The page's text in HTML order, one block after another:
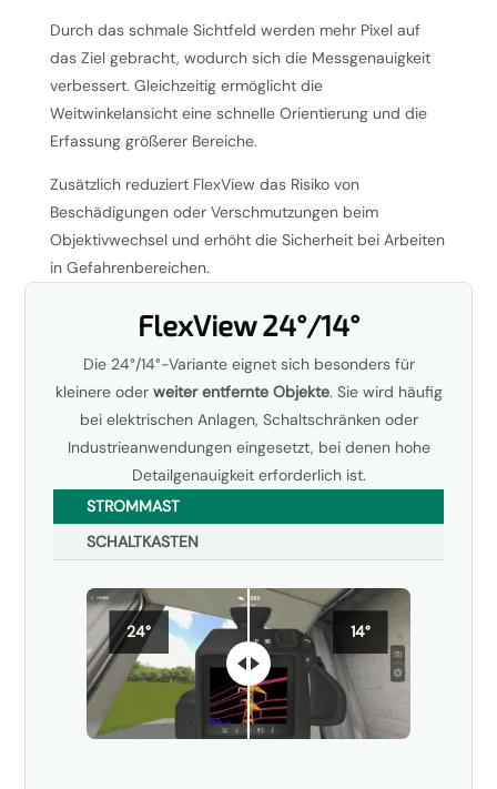
Durch das schmale Sichtfeld werden mehr Pixel auf
das Ziel gebracht, wodurch sich die Messgenauigkeit
verbessert. Gleichzeitig ermöglicht die
Weitwinkelansicht eine schnelle Orientierung und die
Erfassung größerer Bereiche.
Zusätzlich reduziert FlexView das Risiko von
Beschädigungen oder Verschmutzungen beim
Objektivwechsel und erhöht die Sicherheit bei Arbeiten
in Gefahrenbereichen.
FlexView 24°/14°
Die 24°/14°-Variante eignet sich besonders für
kleinere oder weiter entfernte Objekte. Sie wird häufig
bei elektrischen Anlagen, Schaltschränken oder
Industrieanwendungen eingesetzt, bei denen hohe
Detailgenauigkeit erforderlich ist.
STROMMAST
SCHALTKASTEN
24° 14°